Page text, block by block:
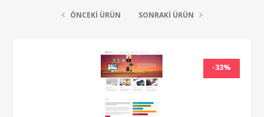
ÖNCEKİ ÜRÜN SONRAKİ ÜRÜN
-33%